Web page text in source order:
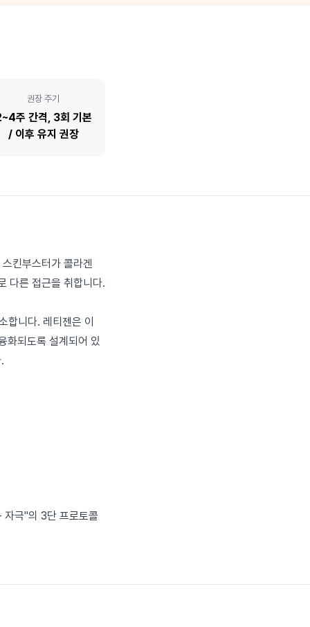
권장 주기
주 간격, 3회 기본
/ 이후 유지 권장
킨부스터가 콜라겐
다른 접근을 취합니다.
니다. 레티젠은 이
화되도록 설계되어 있
극"의 3단 프로토콜